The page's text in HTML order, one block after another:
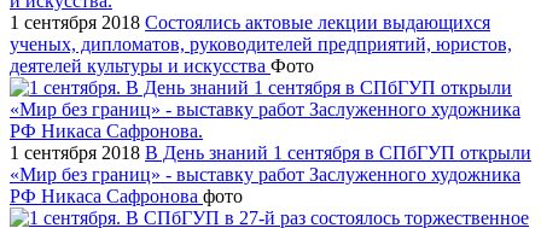
1 сентября 2018 Состоялись актовые лекции выдающихся
ученых, дипломатов, руководителей предприятий, юристов,
деятелей культуры и искусства Фото
1 сентября 2018 В День знаний 1 сентября в СПбГУП открыли
«Мир без границ» - выставку работ Заслуженного художника
РФ Никаса Сафронова фото